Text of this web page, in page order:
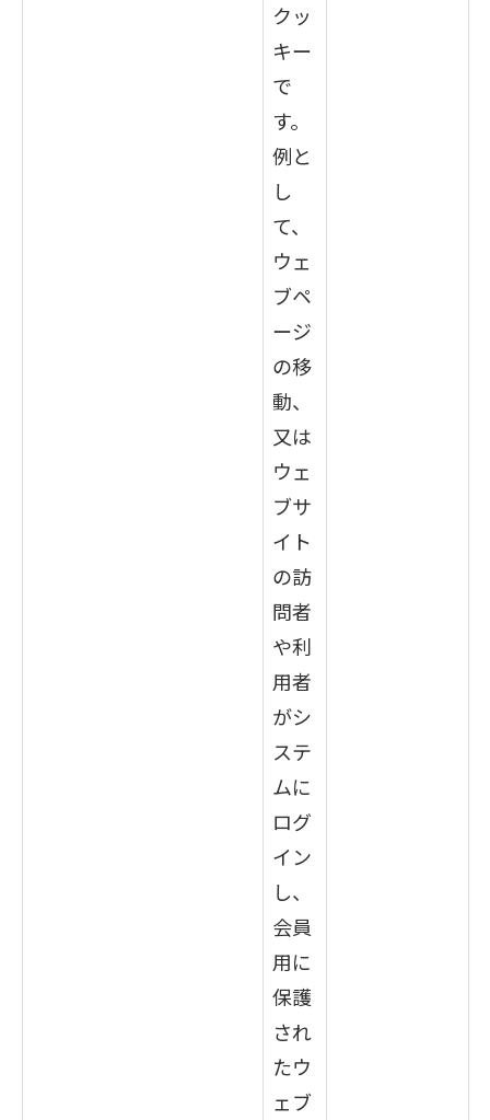
クッ
キー
で
す。
例と
し
て、
ウェ
ブペ
ージ
の移
動、
又は
ウェ
ブサ
イト
の訪
問者
や利
用者
がシ
ステ
ムに
ログ
イン
し、
会員
用に
保護
され
たウ
ェブ